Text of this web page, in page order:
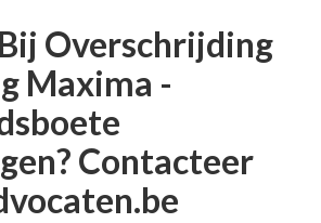
Overschrijding
Maxima -
Contacteer